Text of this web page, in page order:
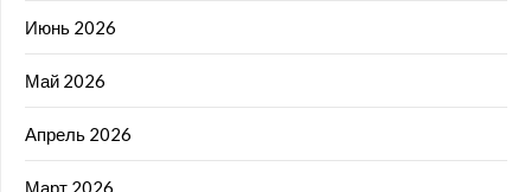
Июнь 2026
Май 2026
Апрель 2026
Март 2026